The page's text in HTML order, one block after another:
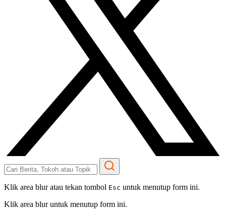
Klik area blur atau tekan tombol Esc untuk menutup form ini.
Klik area blur untuk menutup form ini.